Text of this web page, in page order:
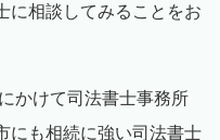
に相談してみることをお
かけて司法書士事務所
にも相続に強い司法書士